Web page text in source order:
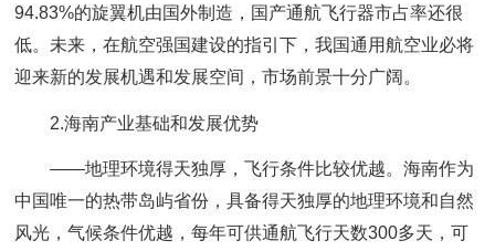
94.83%的旋翼机由国外制造，国产通航飞行器市占率还很
低。未来，在航空强国建设的指引下，我国通用航空业必将
迎来新的发展机遇和发展空间，市场前景十分广阔。
2.海南产业基础和发展优势
——地理环境得天独厚，飞行条件比较优越。海南作为
中国唯一的热带岛屿省份，具备得天独厚的地理环境和自然
风光，气候条件优越，每年可供通航飞行天数300多天，可